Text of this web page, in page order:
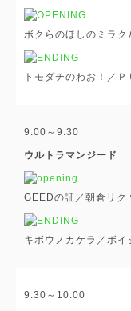
ボクらのほしのミラ
トモダチのわお！／Ｐ
9:00～9:30
ウルトラマンジード
GEEDの証／朝倉リク
キボウノカケラ／ボイ
9:30～10:00